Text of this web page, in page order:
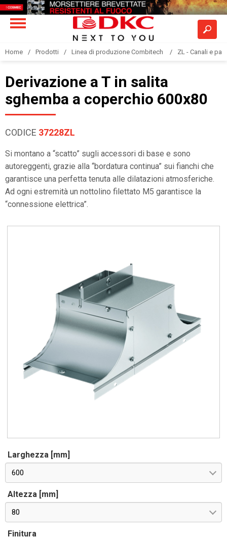
Home Prodotti Linea di produzione Combitech ZL - Canali e
Derivazione a T in salita
sghemba a coperchio 600x80
CODICE 37228ZL
Si montano a “scatto” sugli accessori di base e sono
autoreggenti, grazie alla “bordatura continua” sui fianchi che
garantisce una perfetta tenuta alle dilatazioni atmosferiche.
Ad ogni estremità un nottolino filettato M5 garantisce la
“connessione elettrica”.
Larghezza [mm]
600
Altezza [mm]
80
Finitura